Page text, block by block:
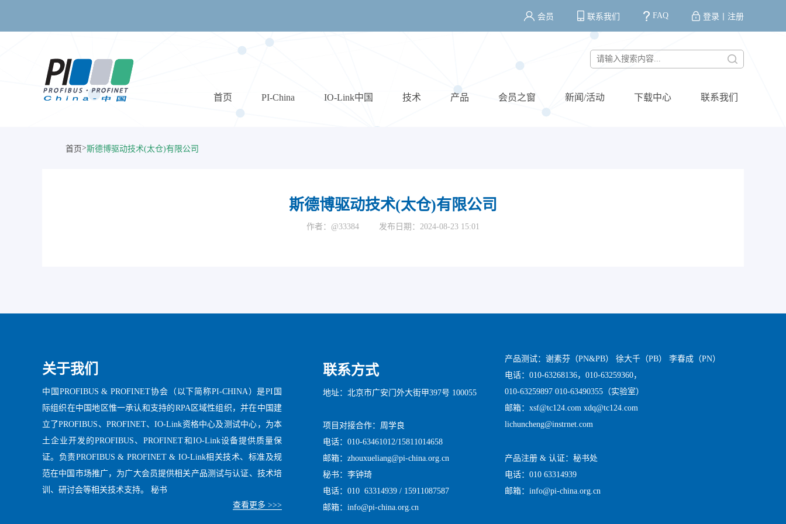
会员 联系我们 FAQ 登录 注册
首页 PI-China IO-Link中国 技术 产品 会员之窗 新闻/活动 下载中心 联系我们
首页>斯德博驱动技术(太仓)有限公司
斯德博驱动技术(太仓)有限公司
作者：@33384 发布日期：2024-08-23 15:01
关于我们
中国PROFIBUS & PROFINET协会（以下简称PI-CHINA）是PI国
际组织在中国地区惟一承认和支持的RPA区域性组织，并在中国建
立了PROFIBUS、PROFINET、IO-Link资格中心及测试中心，为本
土企业开发的PROFIBUS、PROFINET和IO-Link设备提供质量保
证。负责PROFIBUS & PROFINET & IO-Link相关技术、标准及规
范在中国市场推广，为广大会员提供相关产品测试与认证、技术培
训、研讨会等相关技术支持。 秘书
查看更多 >>>
联系方式
地址：北京市广安门外大街甲397号 100055
项目对接合作：周学良
电话：010-63461012/15811014658
邮箱：zhouxueliang@pi-china.org.cn
秘书：李钟琦
电话：010 63314939 / 15911087587
邮箱：info@pi-china.org.cn
产品测试：谢素芬（PN&PB） 徐大千（PB） 李春成（PN）
电话：010-63268136，010-63259360，
010-63259897 010-63490355（实验室）
邮箱：xsf@tc124.com xdq@tc124.com
lichuncheng@instrnet.com
产品注册 & 认证：秘书处
电话：010 63314939
邮箱：info@pi-china.org.cn